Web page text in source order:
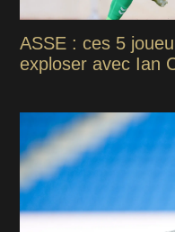
ASSE : ces 5
exploser avec Ian